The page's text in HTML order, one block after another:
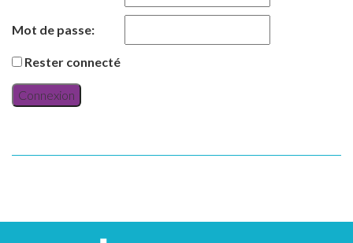
Mot de passe:
Rester connecté
Connexion